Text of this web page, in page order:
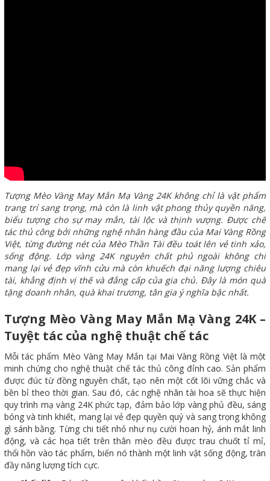
Tượng Mèo Vàng May Mắn Mạ Vàng 24K không chỉ là vật phẩm
trang trí sang trọng, mà còn là linh vật phong thủy quyền năng,
biểu tượng cho sự may mắn, tài lộc và thịnh vượng. Được chế
tác thủ công bởi những nghệ nhân hàng đầu của Mai Vàng Rồng
Việt, từng đường nét của Mèo Thần Tài đều toát lên vẻ tinh xảo,
sống động. Lớp vàng 24K nguyên chất phủ ngoài không chỉ
mang lại vẻ đẹp vĩnh cửu mà còn khuếch đại năng lượng chiêu
tài, khẳng định vị thế và đẳng cấp của gia chủ. Đây là món quà
tặng doanh nhân, quà khai trương, tân gia ý nghĩa bậc nhất.
Tượng Mèo Vàng May Mắn Mạ Vàng 24K –
Tuyệt tác của nghệ thuật chế tác
Mỗi tác phẩm Mèo Vàng May Mắn tại Mai Vàng Rồng Việt là một
minh chứng cho nghệ thuật chế tác thủ công đỉnh cao. Sản phẩm
được đúc từ đồng nguyên chất, tạo nên một cốt lõi vững chắc và
bền bỉ theo thời gian. Sau đó, các nghệ nhân tài hoa sẽ thực hiện
quy trình mạ vàng 24K phức tạp, đảm bảo lớp vàng phủ đều, sáng
bóng và tinh khiết, mang lại vẻ đẹp quyền quý và sang trọng không
gì sánh bằng. Từng chi tiết nhỏ như nụ cười hoan hỷ, ánh mắt linh
động, và các họa tiết trên thân mèo đều được trau chuốt tỉ mỉ,
thổi hồn vào tác phẩm, biến nó thành một linh vật sống động, tràn
đầy năng lượng tích cực.